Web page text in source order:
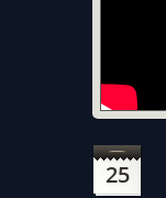
25